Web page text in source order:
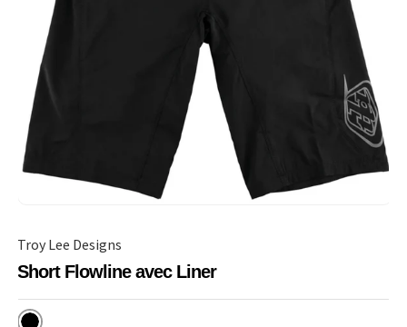
Troy Lee Designs
Short Flowline avec Liner